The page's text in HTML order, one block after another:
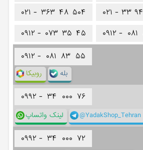
۰۲۱ - ۳۳ ۹۴
۰۲۱ - ۳۶۳ ۴۸ ۵۰۴
۰۹۱۲ - ۰۸۱ ۰۹۱۲ - ۰۷۳ ۳۵ ۴۵
۰۹۱۲ - ۰۸۱ ۸۳ ۵۵
روبیکا بله
۰۹۹۲ - ۳۴ ۰۰۰ ۷۶
لینک واتساپ @YadakShop_Tehran
۰۹۹۲ - ۳۴ ۰۰۰ ۷۲